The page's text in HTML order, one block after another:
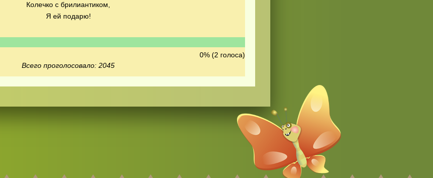
Колечко с брилиантиком,
Я ей подарю!
0% (2 голоса)
Всего проголосовало: 2045